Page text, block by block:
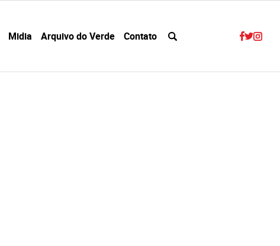
Midia Arquivo do Verde Contato